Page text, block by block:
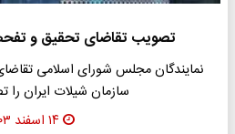
تصویب تقاضای تحقیق و
نمایندگان مجلس شورای اسلامی
سازمان شیلات ایران را
۱۴ اسفند ۱۴۰۳